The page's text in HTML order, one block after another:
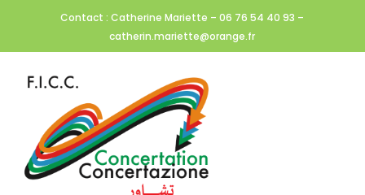
Contact : Catherine Mariette – 06 76 54 40 93 –
catherin.mariette@orange.fr